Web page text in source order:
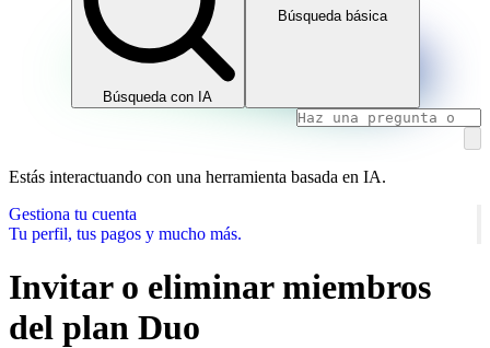
Búsqueda con IA
Búsqueda básica
Estás interactuando con una herramienta basada en IA.
Gestiona tu cuenta
Tu perfil, tus pagos y mucho más.
Invitar o eliminar miembros
del plan Duo